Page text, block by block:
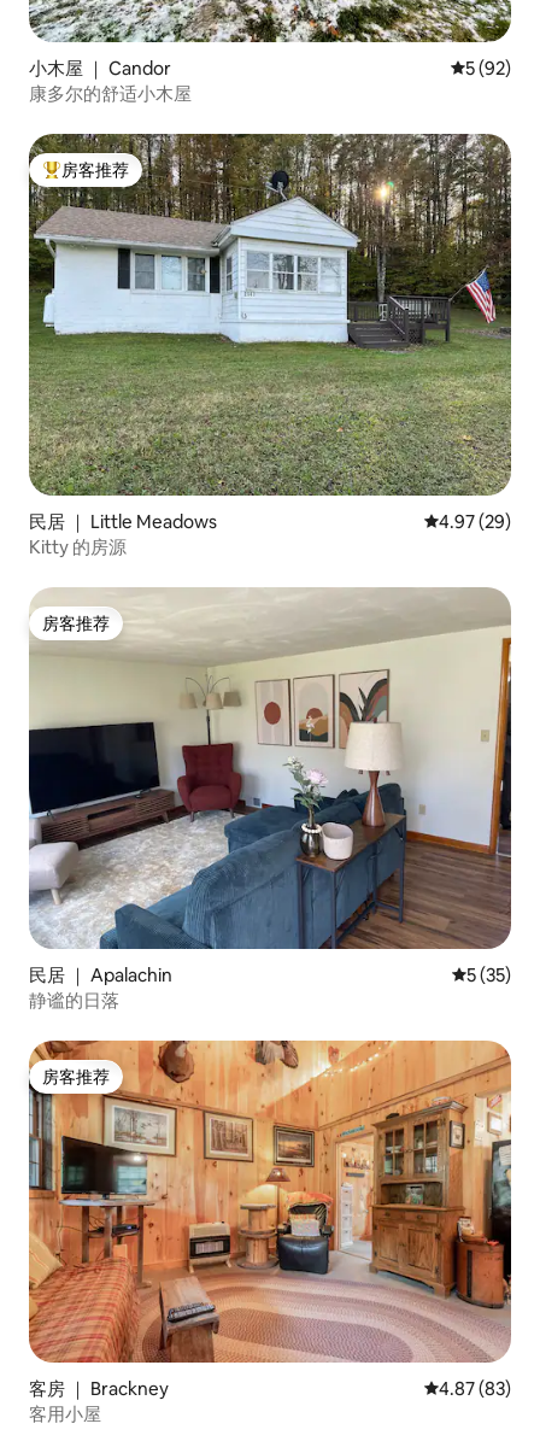
小木屋 ｜ Candor 平均评分
5 (92)
康多尔的舒适小木屋
热门「房客推荐」
房客推荐
民居 ｜ Little Meadows 平均评分
4.97 (29)
Kitty 的房源
房客推荐
房客推荐
民居 ｜ Apalachin 平均评分
5 (35)
静谧的日落
房客推荐
房客推荐
客房 ｜ Brackney 平均评分
4.87 (83)
客用小屋